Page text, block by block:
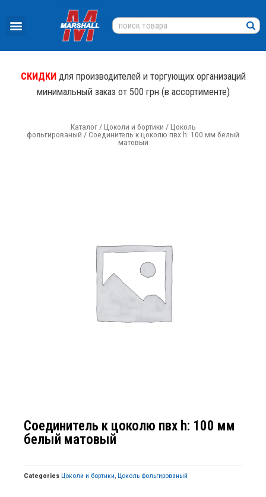
СКИДКИдля производителей и торгующих организаций
минимальный заказ от 500 грн (в ассортименте)
Каталог/Цоколи и бортики /Цоколь
фольгированый / Соединитель к цоколю пвх h: 100 мм белый
матовый
Соединитель к цоколю пвх h: 100 мм
белый матовый
Categories Цоколи и бортики, Цоколь фольгированый